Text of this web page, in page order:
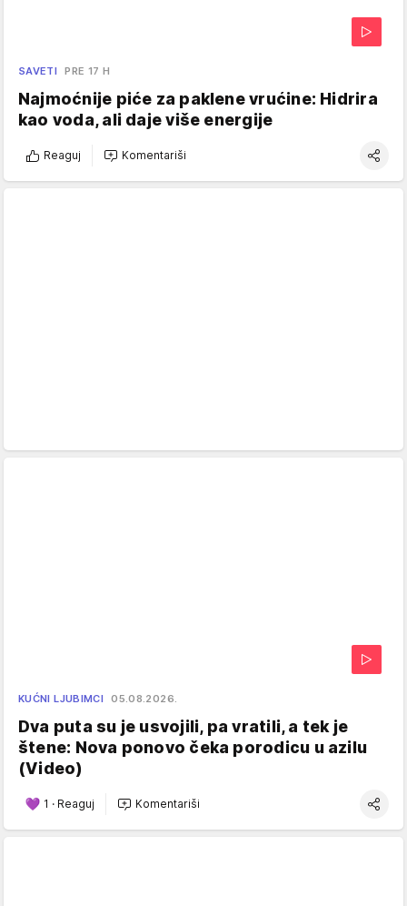
SAVETI PRE 17 H
Najmoćnije piće za paklene vrućine: Hidrira
kao voda, ali daje više energije
Reaguj Komentariši
KUĆNI LJUBIMCI 05.08.2026.
Dva puta su je usvojili, pa vratili, a tek je
štene: Nova ponovo čeka porodicu u azilu
(Video)
1 · Reaguj Komentariši